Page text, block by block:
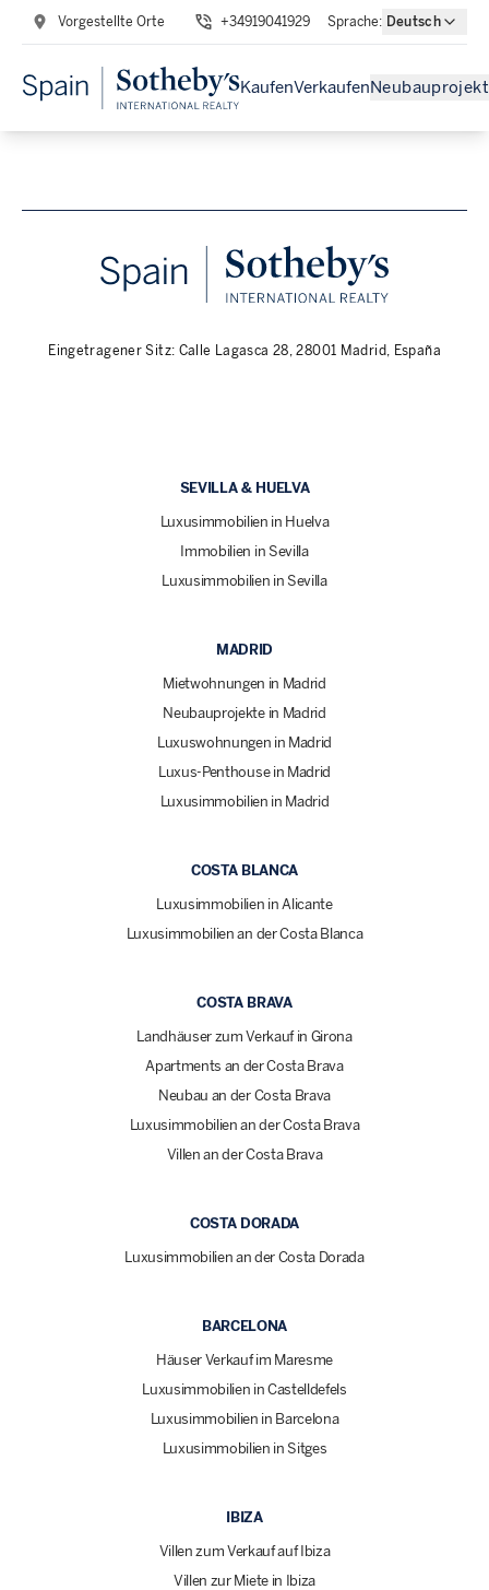
Vorgestellte Orte +34919041929 Sprache: Deutsch
KaufenVerkaufen
Eingetragener Sitz: Calle Lagasca 28, 28001 Madrid, España
SEVILLA & HUELVA
Luxusimmobilien in Huelva
Immobilien in Sevilla
Luxusimmobilien in Sevilla
MADRID
Mietwohnungen in Madrid
Neubauprojekte in Madrid
Luxuswohnungen in Madrid
Luxus-Penthouse in Madrid
Luxusimmobilien in Madrid
COSTA BLANCA
Luxusimmobilien in Alicante
Luxusimmobilien an der Costa Blanca
COSTA BRAVA
Landhäuser zum Verkauf in Girona
Apartments an der Costa Brava
Neubau an der Costa Brava
Luxusimmobilien an der Costa Brava
Villen an der Costa Brava
COSTA DORADA
Luxusimmobilien an der Costa Dorada
BARCELONA
Häuser Verkauf im Maresme
Luxusimmobilien in Castelldefels
Luxusimmobilien in Barcelona
Luxusimmobilien in Sitges
IBIZA
Villen zum Verkauf auf Ibiza
Villen zur Miete in Ibiza